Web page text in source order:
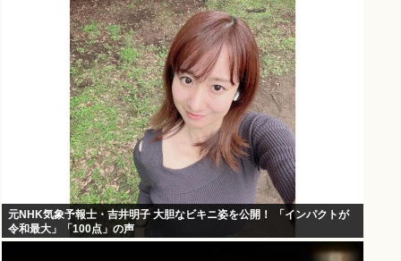
元NHK気象予報士・吉井明子 大胆なビキニ姿を公開！ 「インパクトが
令和最大」「100点」の声